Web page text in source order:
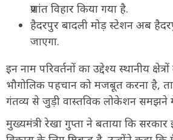
प्रशांत विहार किया गया है.
हैदरपुर बादली मोड़ स्टेशन अब
जाएगा.
इन नाम परिवर्तनों का उद्देश्य स्थानीय
भौगोलिक पहचान को मजबूत करना है,
गंतव्य से जुड़ी वास्तविक लोकेशन समझने
मुख्यमंत्री रेखा गुप्ता ने बताया कि सरकार